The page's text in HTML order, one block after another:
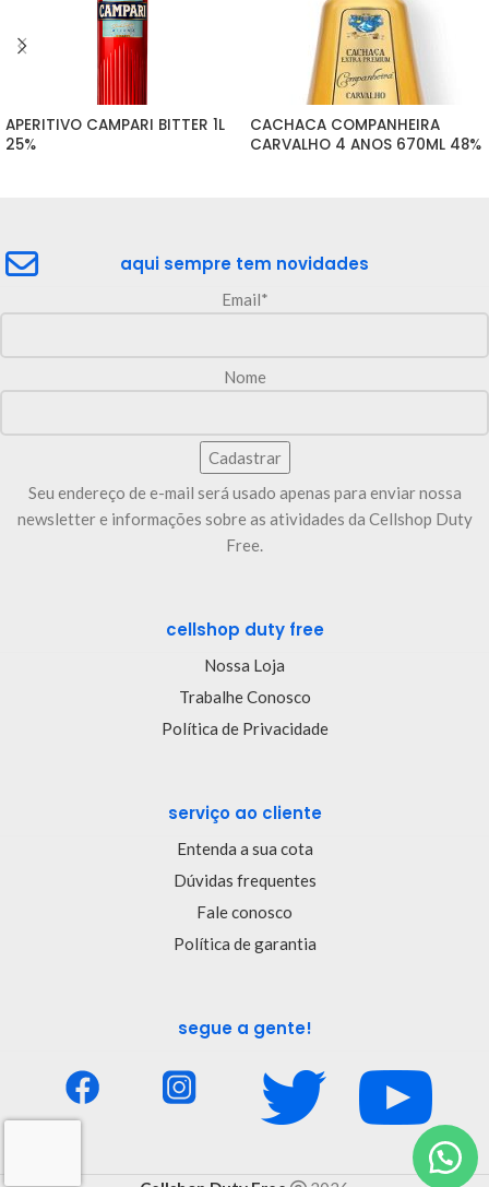
APERITIVO CAMPARI BITTER 1L
25%
CACHACA COMPANHEIRA
CARVALHO 4 ANOS 670ML 48%
aqui sempre tem novidades
Email*
Nome
Seu endereço de e-mail será usado apenas para enviar nossa
newsletter e informações sobre as atividades da Cellshop Duty
Free.
cellshop duty free
Nossa Loja
Trabalhe Conosco
Política de Privacidade
serviço ao cliente
Entenda a sua cota
Dúvidas frequentes
Fale conosco
Política de garantia
segue a gente!